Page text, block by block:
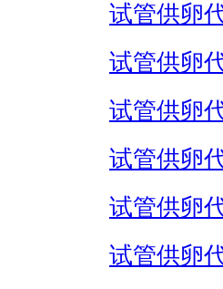
试管供卵
试管供卵
试管供卵
试管供卵
试管供卵
试管供卵